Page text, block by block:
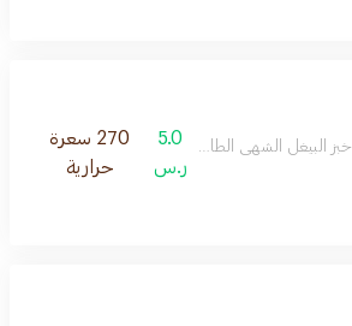
خبز البيغل الشهي الطازج مع السمسم
5.0
ر.س
270 سعرة
حرارية